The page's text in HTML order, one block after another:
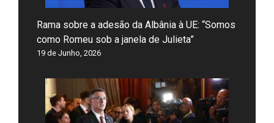
Rama sobre a adesão da Albânia à UE: “Somos
como Romeu sob a janela de Julieta”
19 de Junho, 2026